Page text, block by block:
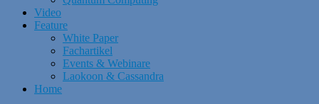
Video
Feature
White Paper
Fachartikel
Events & Webinare
Laokoon & Cassandra
Home